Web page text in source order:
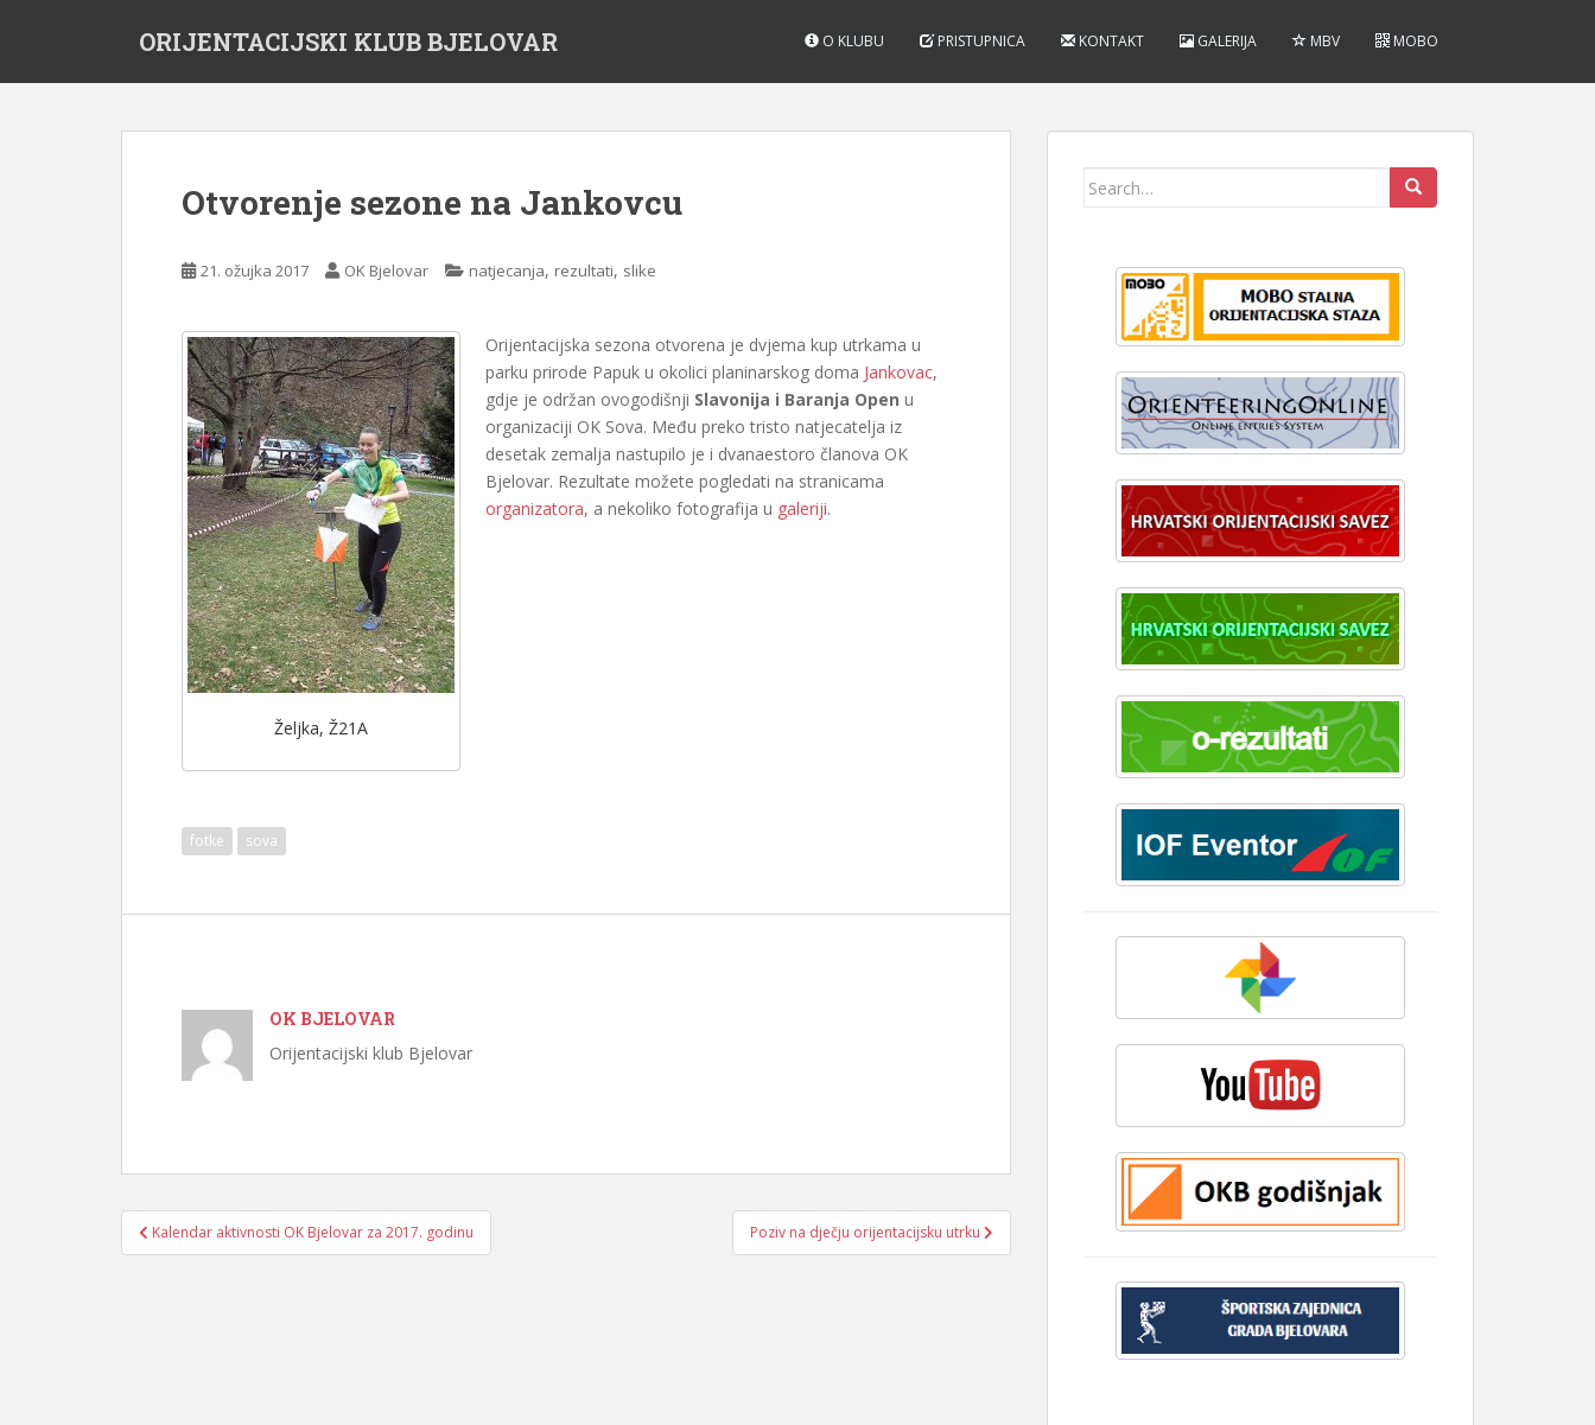
ORIJENTACIJSKI KLUB BJELOVAR O KLUBU PRISTUPNICA KONTAKT GALERIJA MBV MOBO
Otvorenje sezone na Jankovcu
21. ožujka 2017 OK Bjelovar natjecanja, rezultati, slike
Željka, Ž21A
Orijentacijska sezona otvorena je dvjema kup utrkama u
parku prirode Papuk u okolici planinarskog doma Jankovac,
gdje je održan ovogodišnji Slavonija i Baranja Open u
organizaciji OK Sova. Među preko tristo natjecatelja iz
desetak zemalja nastupilo je i dvanaestoro članova OK
Bjelovar. Rezultate možete pogledati na stranicama
organizatora, a nekoliko fotografija u galeriji.
fotke sova
OK BJELOVAR
Orijentacijski klub Bjelovar
Navigacija
objava
Kalendar aktivnosti OK Bjelovar za 2017. godinu Poziv na dječju orijentacijsku utrku
Search